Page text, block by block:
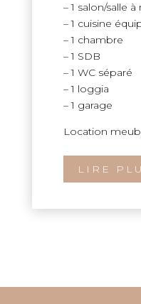
– 1 salon/salle
– 1 cuisine
– 1 chambre
– 1 SDB
– 1 WC séparé
– 1 loggia
– 1 garage
Location
LIRE